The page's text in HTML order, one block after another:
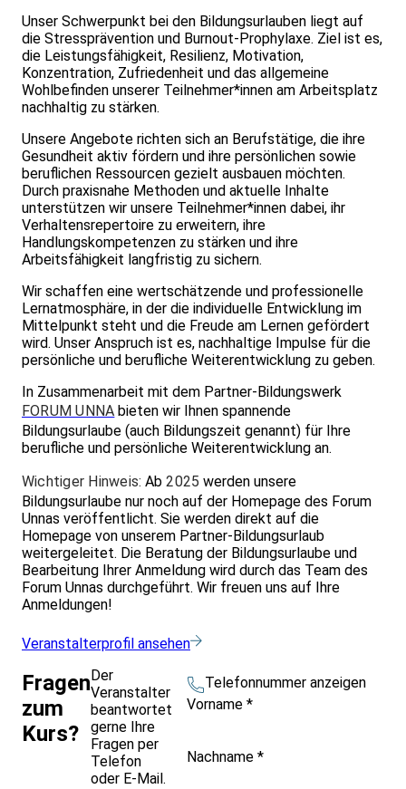
Unser Schwerpunkt bei den Bildungsurlauben liegt auf
die Stressprävention und Burnout-Prophylaxe. Ziel ist es,
die Leistungsfähigkeit, Resilienz, Motivation,
Konzentration, Zufriedenheit und das allgemeine
Wohlbefinden unserer Teilnehmer*innen am Arbeitsplatz
nachhaltig zu stärken.
Unsere Angebote richten sich an Berufstätige, die ihre
Gesundheit aktiv fördern und ihre persönlichen sowie
beruflichen Ressourcen gezielt ausbauen möchten.
Durch praxisnahe Methoden und aktuelle Inhalte
unterstützen wir unsere Teilnehmer*innen dabei, ihr
Verhaltensrepertoire zu erweitern, ihre
Handlungskompetenzen zu stärken und ihre
Arbeitsfähigkeit langfristig zu sichern.
Wir schaffen eine wertschätzende und professionelle
Lernatmosphäre, in der die individuelle Entwicklung im
Mittelpunkt steht und die Freude am Lernen gefördert
wird. Unser Anspruch ist es, nachhaltige Impulse für die
persönliche und berufliche Weiterentwicklung zu geben.
In Zusammenarbeit mit dem Partner-Bildungswerk
FORUM UNNA bieten wir Ihnen spannende
Bildungsurlaube (auch Bildungszeit genannt) für Ihre
berufliche und persönliche Weiterentwicklung an.
Wichtiger Hinweis: Ab2025 werden unsere
Bildungsurlaube nur noch auf der Homepage des Forum
Unnas veröffentlicht. Sie werden direkt auf die
Homepage von unserem Partner-Bildungsurlaub
weitergeleitet. Die Beratung der Bildungsurlaube und
Bearbeitung Ihrer Anmeldung wird durch das Team des
Forum Unnas durchgeführt. Wir freuen uns auf Ihre
Anmeldungen!
Veranstalterprofil ansehen
Fragen
zum
Kurs?
Der
Veranstalter
beantwortet
gerne Ihre
Fragen per
Telefon
oder E-Mail.
Telefonnummer anzeigen
Vorname *
Nachname *